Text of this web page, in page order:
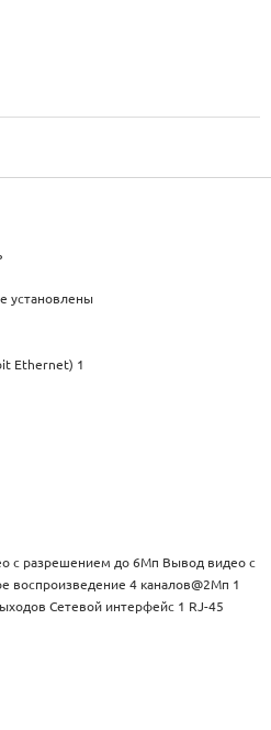
установлены
Ethernet) 1
с разрешением до 6Мп Вывод видео с
воспроизведение 4 каналов@2Мп 1
Сетевой интерфейс 1 RJ-45